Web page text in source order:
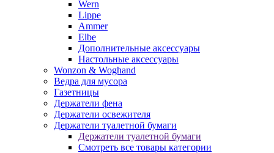
Wern
Lippe
Ammer
Elbe
Дополнительные аксессуары
Настольные аксессуары
Wonzon & Woghand
Ведра для мусора
Газетницы
Держатели фена
Держатели освежителя
Держатели туалетной бумаги
Держатели туалетной бумаги
Смотреть все товары категории